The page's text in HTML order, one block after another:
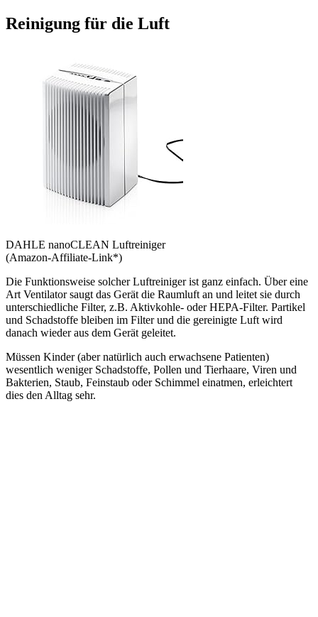
Reinigung für die Luft
DAHLE nanoCLEAN Luftreiniger
(Amazon-Affiliate-Link*)
Die Funktionsweise solcher Luftreiniger ist ganz einfach. Über eine
Art Ventilator saugt das Gerät die Raumluft an und leitet sie durch
unterschiedliche Filter, z.B. Aktivkohle- oder HEPA-Filter. Partikel
und Schadstoffe bleiben im Filter und die gereinigte Luft wird
danach wieder aus dem Gerät geleitet.
Müssen Kinder (aber natürlich auch erwachsene Patienten)
wesentlich weniger Schadstoffe, Pollen und Tierhaare, Viren und
Bakterien, Staub, Feinstaub oder Schimmel einatmen, erleichtert
dies den Alltag sehr.